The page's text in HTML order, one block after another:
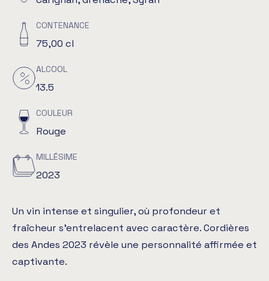
CONTENANCE
75,00 cl
ALCOOL
13.5
COULEUR
Rouge
MILLÉSIME
2023
Un vin intense et singulier, où profondeur et
fraîcheur s’entrelacent avec caractère. Cordières
des Andes 2023 révèle une personnalité affirmée et
captivante.